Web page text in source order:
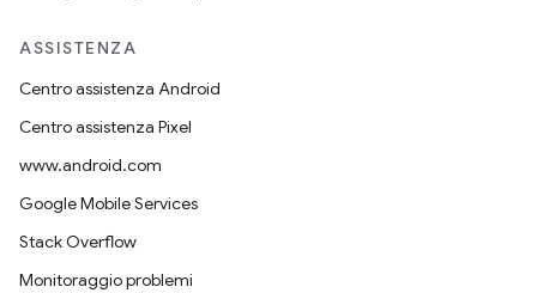
ASSISTENZA
Centro assistenza Android
Centro assistenza Pixel
www.android.com
Google Mobile Services
Stack Overflow
Monitoraggio problemi